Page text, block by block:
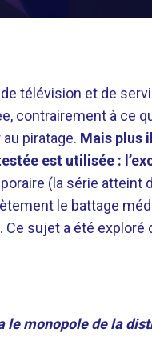
télévision et de
contrairement à ce
piratage. Mais plus
est utilisée :
(la série atteint
le battage
sujet a été
monopole de la